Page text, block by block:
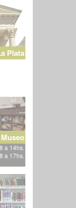
Plata
a 14hs.
a 17hs.